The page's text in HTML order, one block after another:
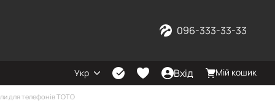
096-333-33-33
Укр Вхід Мій кошик
для телефонів TOTO